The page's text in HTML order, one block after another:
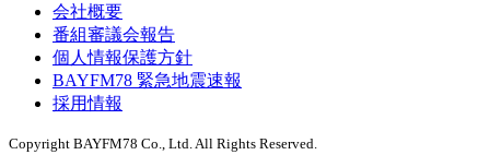
会社概要
番組審議会報告
個人情報保護方針
BAYFM78 緊急地震速報
採用情報
Copyright BAYFM78 Co., Ltd. All Rights Reserved.